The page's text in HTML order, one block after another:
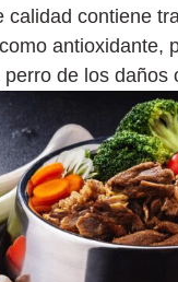
calidad contiene
antioxidante,
de los daños